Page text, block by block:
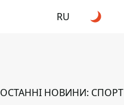
RU
ОСТАННІ НОВИНИ: СПОРТ